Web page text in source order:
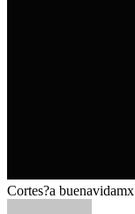
Cortes?a buenavidamx